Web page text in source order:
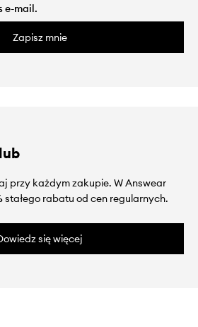
Zapisz mnie
przy każdym zakupie. W Answear
stałego rabatu od cen regularnych.
się więcej